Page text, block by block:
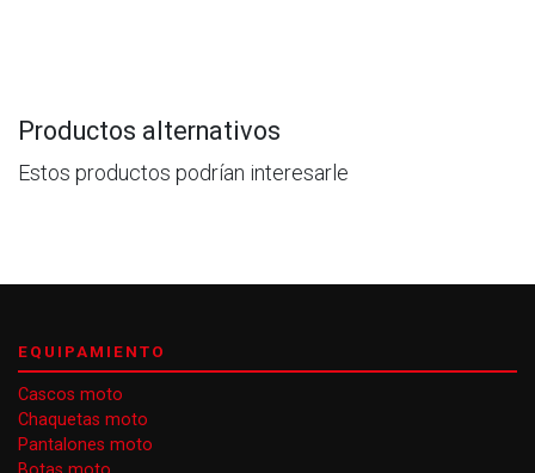
Productos alternativos
Estos productos podrían interesarle
EQUIPAMIENTO
Cascos moto
Chaquetas moto
Pantalones moto